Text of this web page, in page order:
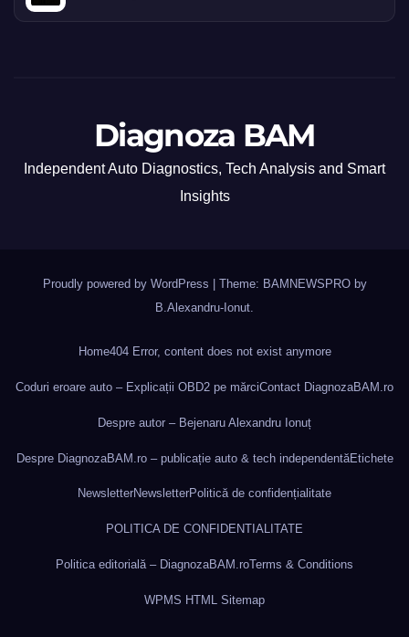
Diagnoza BAM
Independent Auto Diagnostics, Tech Analysis and Smart
Insights
Proudly powered by WordPress
Theme: BAMNEWSPRO by
B.Alexandru-Ionut
Home404 Error, content does not exist anymore
Coduri eroare auto – Explicații OBD2 pe mărciContact DiagnozaBAM.ro
Despre autor – Bejenaru Alexandru Ionuț
Despre DiagnozaBAM.ro – publicație auto & tech independentăEtichete
NewsletterNewsletterPolitică de confidențialitate
POLITICA DE CONFIDENTIALITATE
Politica editorială – DiagnozaBAM.roTerms & Conditions
WPMS HTML Sitemap